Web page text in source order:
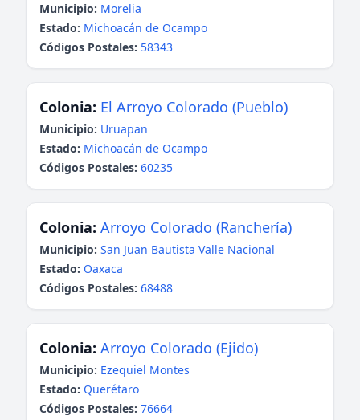
Municipio: Morelia
Estado: Michoacán de Ocampo
Códigos Postales: 58343
Colonia: El Arroyo Colorado (Pueblo)
Municipio: Uruapan
Estado: Michoacán de Ocampo
Códigos Postales: 60235
Colonia: Arroyo Colorado (Ranchería)
Municipio: San Juan Bautista Valle Nacional
Estado: Oaxaca
Códigos Postales: 68488
Colonia: Arroyo Colorado (Ejido)
Municipio: Ezequiel Montes
Estado: Querétaro
Códigos Postales: 76664